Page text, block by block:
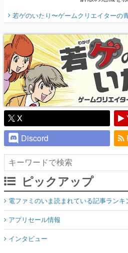
開く。業界の
『少年ジャン
り】
若ゲのいたり〜ゲームクリエイターの
X
Discord
ピックアップ
電ファミのいま読まれている記事ランキ
アプリセール情報
インタビュー